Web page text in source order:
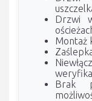
Drzwi
Montaż
Brak